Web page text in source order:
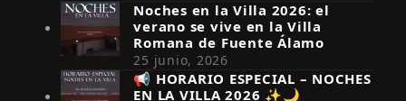
Noches en la Villa 2026: el
verano se vive en la Villa
Romana de Fuente Álamo
25 junio, 2026
📢 HORARIO ESPECIAL – NOCHES
EN LA VILLA 2026 ✨🌙